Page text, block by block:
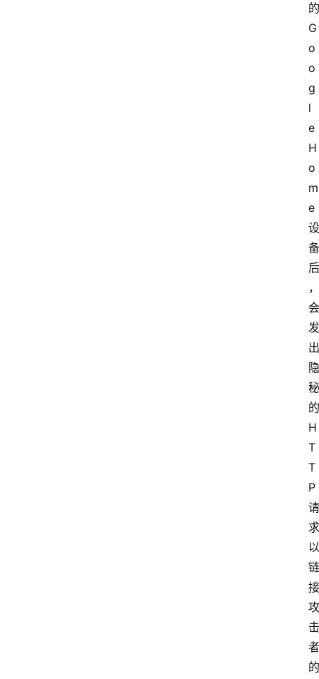
的
G
o
o
g
l
e
H
o
m
e
设
备
后
，
会
发
出
隐
秘
的
H
T
T
P
请
求
以
链
接
攻
击
者
的